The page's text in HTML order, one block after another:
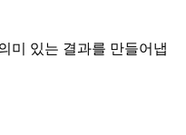
미 있는 결과를 만들어냅